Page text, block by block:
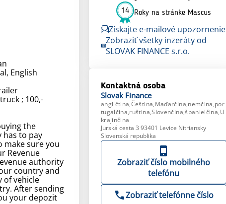
English
; 100,-
the
has to pay
make sure you
Revenue
authority
country and
of vehicle
After sending
your depozit
14 Roky na stránke Mascus
Získajte e-mailové upozornenie
Zobraziť všetky inzeráty od
SLOVAK FINANCE s.r.o.
Kontaktná osoba
Slovak Finance
angličtina,Čeština,Maďarčina,nemčina,por
tugalčina,ruština,Slovenčina,španielčina,U
krajinčina
Jurská cesta 3 93401 Levice Nitriansky
Slovenská republika
Zobraziť číslo mobilného
telefónu
Zobraziť telefónne číslo